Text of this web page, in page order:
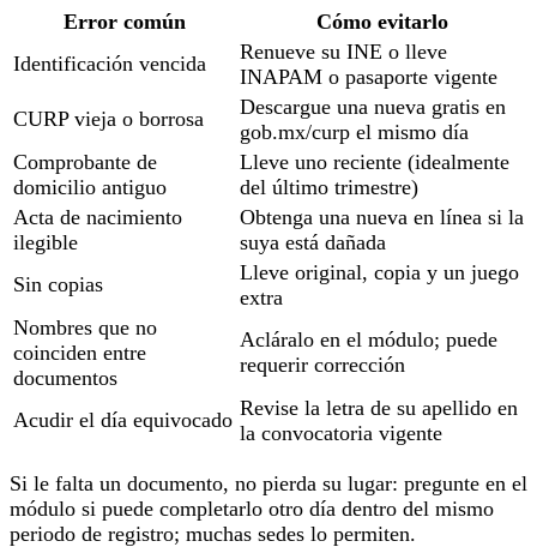
Error común
Cómo evitarlo
Identificación vencida
Renueve su INE o lleve
INAPAM o pasaporte vigente
CURP vieja o borrosa
Descargue una nueva gratis en
gob.mx/curp el mismo día
Comprobante de
domicilio antiguo
Lleve uno reciente (idealmente
del último trimestre)
Acta de nacimiento
ilegible
Obtenga una nueva en línea si la
suya está dañada
Sin copias
Lleve original, copia y un juego
extra
Nombres que no
coinciden entre
documentos
Acláralo en el módulo; puede
requerir corrección
Acudir el día equivocado Revise la letra de su apellido en
la convocatoria vigente
Si le falta un documento, no pierda su lugar: pregunte en el
módulo si puede completarlo otro día dentro del mismo
periodo de registro; muchas sedes lo permiten.